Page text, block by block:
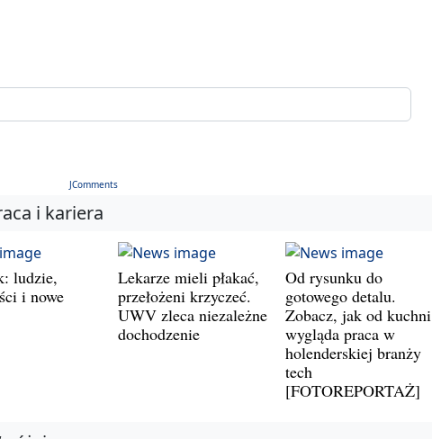
JComments
i kariera
ludzie,
i nowe
Lekarze mieli płakać,
przełożeni krzyczeć.
UWV zleca niezależne
dochodzenie
Od rysunku do
gotowego detalu.
Zobacz, jak od kuchni
wygląda praca w
holenderskiej branży
tech
[FOTOREPORTAŻ]